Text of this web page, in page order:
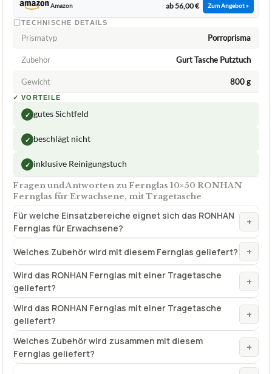
Amazon ab 56,00 € Zum Angebot »
TECHNISCHE DETAILS
Prismatyp Porroprisma
Zubehör Gurt Tasche Putztuch
Gewicht 800 g
✓ VORTEILE
✓ gutes Sichtfeld
✓ beschlägt nicht
✓ inklusive Reinigungstuch
Fragen und Antworten zu Fernglas 10×50 RONHAN
Fernglas für Erwachsene, mit Tragetasche
Für welche Einsatzbereiche eignet sich das RONHAN
Fernglas für Erwachsene?
+
Welches Zubehör wird mit diesem Fernglas geliefert? +
Wird das RONHAN Fernglas mit einer Tragetasche
geliefert?
+
Wird das RONHAN Fernglas mit einer Tragetasche
geliefert?
+
Welches Zubehör wird zusammen mit diesem
Fernglas geliefert?
+